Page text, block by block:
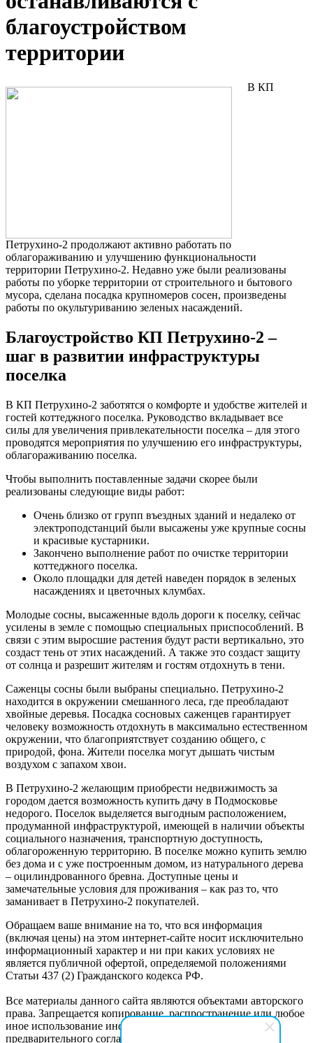
благоустройством
территории
В КП
Петрухино-2 продолжают активно работать по
облагораживанию и улучшению функциональности
территории Петрухино-2. Недавно уже были реализованы
работы по уборке территории от строительного и бытового
мусора, сделана посадка крупномеров сосен, произведены
работы по окультуриванию зеленых насаждений.
Благоустройство КП Петрухино-2 –
шаг в развитии инфраструктуры
поселка
В КП Петрухино-2 заботятся о комфорте и удобстве жителей и
гостей коттеджного поселка. Руководство вкладывает все
силы для увеличения привлекательности поселка – для этого
проводятся мероприятия по улучшению его инфраструктуры,
облагораживанию поселка.
Чтобы выполнить поставленные задачи скорее были
реализованы следующие виды работ:
Очень близко от групп въездных зданий и недалеко от
электроподстанций были высажены уже крупные сосны
и красивые кустарники.
Закончено выполнение работ по очистке территории
коттеджного поселка.
Около площадки для детей наведен порядок в зеленых
насаждениях и цветочных клумбах.
Молодые сосны, высаженные вдоль дороги к поселку, сейчас
усилены в земле с помощью специальных приспособлений. В
связи с этим выросшие растения будут расти вертикально, это
создаст тень от этих насаждений. А также это создаст защиту
от солнца и разрешит жителям и гостям отдохнуть в тени.
Саженцы сосны были выбраны специально. Петрухино-2
находится в окружении смешанного леса, где преобладают
хвойные деревья. Посадка сосновых саженцев гарантирует
человеку возможность отдохнуть в максимально естественном
окружении, что благоприятствует созданию общего, с
природой, фона. Жители поселка могут дышать чистым
воздухом с запахом хвои.
В Петрухино-2 желающим приобрести недвижимость за
городом дается возможность купить дачу в Подмосковье
недорого. Поселок выделяется выгодным расположением,
продуманной инфраструктурой, имеющей в наличии объекты
социального назначения, транспортную доступность,
облагороженную территорию. В поселке можно купить землю
без дома и с уже построенным домом, из натурального дерева
– оцилиндрованного бревна. Доступные цены и
замечательные условия для проживания – как раз то, что
заманивает в Петрухино-2 покупателей.
Обращаем ваше внимание на то, что вся информация
(включая цены) на этом интернет-сайте носит исключительно
информационный характер и ни при каких условиях не
является публичной офертой, определяемой положениями
Статьи 437 (2) Гражданского кодекса РФ.
Все материалы данного сайта являются объектами авторского
права. Запрещается копирование, распространение или любое
иное использование информации и объектов без
предварительного согласия правообладателя.